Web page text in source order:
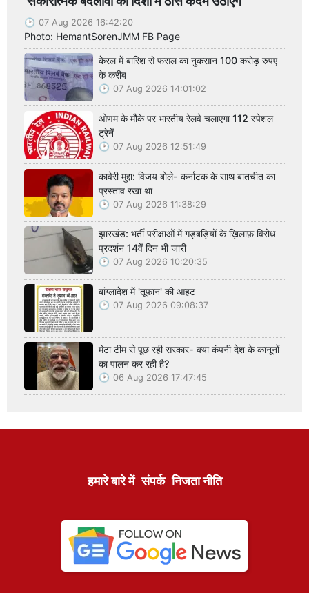
07 Aug 2026 16:42:20
Photo: HemantSorenJMM FB Page
केरल में बारिश से फसल का नुकसान 100 करोड़ रुपए
के करीब
07 Aug 2026 14:01:02
ओणम के मौके पर भारतीय रेलवे चलाएगा 112 स्पेशल
ट्रेनें
07 Aug 2026 12:51:49
कावेरी मुद्दा: विजय बोले- कर्नाटक के साथ बातचीत का
प्रस्ताव रखा था
07 Aug 2026 11:38:29
झारखंड: भर्ती परीक्षाओं में गड़बड़ियों के ख़िलाफ़ विरोध
प्रदर्शन 14वें दिन भी जारी
07 Aug 2026 10:20:35
बांग्लादेश में 'तूफान' की आहट
07 Aug 2026 09:08:37
मेटा टीम से पूछ रही सरकार- क्या कंपनी देश के कानूनों
का पालन कर रही है?
06 Aug 2026 17:47:45
हमारे बारे में संपर्क निजता नीति